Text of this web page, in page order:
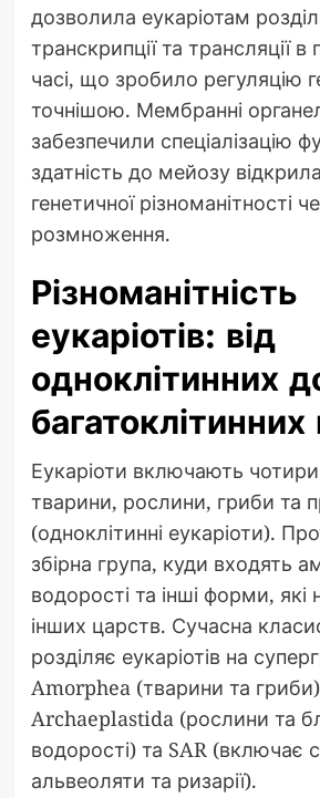
дозволила еукаріотам
транскрипції та трансляції в
часі, що зробило регуляцію
точнішою. Мембранні
забезпечили спеціалізацію
здатність до мейозу
генетичної різноманітності
розмноження.
Різноманітність
еукаріотів: від
одноклітинних
багатоклітинних
Еукаріоти включають чотири
тварини, рослини, гриби та
(одноклітинні еукаріоти).
збірна група, куди входять
водорості та інші форми,
інших царств. Сучасна
розділяє еукаріотів на
Amorphea (тварини та
Archaeplastida (рослини та
водорості) та SAR (включає
альвеоляти та ризарії).